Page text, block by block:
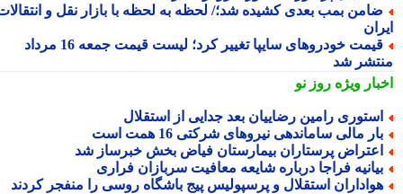
بمب بعدی کشیده شد؛/ لحظه به لحظه با بازار نقل و انتقالات
قیمت خودروهای سایپا تغییر کرد؛ لیست قیمت جمعه 16 مرداد
شد
ویژهروز نو
رامین رضاییان بعد جدایی از استقلال
مالی ساماندهی نیروهای شرکتی 16 همت است
پرستاران بیمارستان فیاض بخش خبرساز شد
فراجا درباره شایعه معافیت سربازان فراری
استقلال و پرسپولیس پیج باشگاه روسی را منفجر کردند